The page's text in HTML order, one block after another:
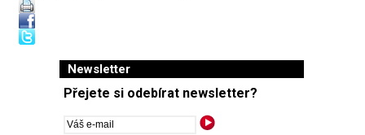
Newsletter
Přejete si odebírat newsletter?